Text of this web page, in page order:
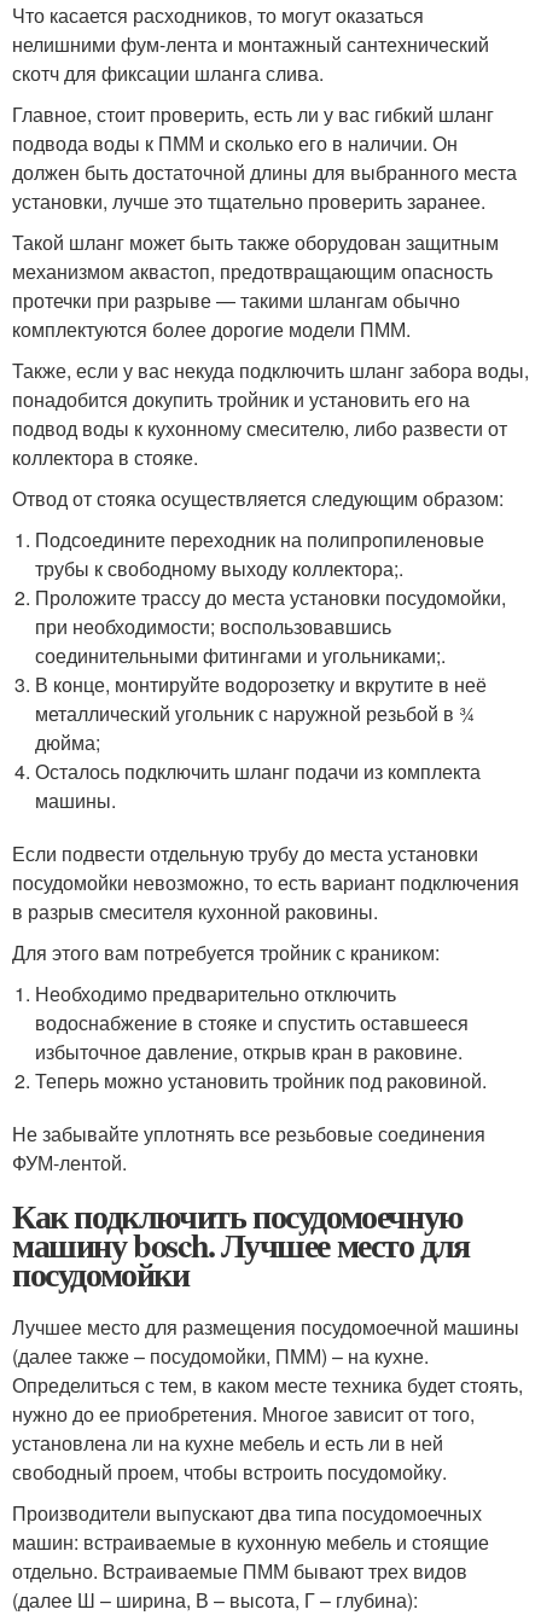
Что касается расходников, то могут оказаться
нелишними фум-лента и монтажный сантехнический
скотч для фиксации шланга слива.
Главное, стоит проверить, есть ли у вас гибкий шланг
подвода воды к ПММ и сколько его в наличии. Он
должен быть достаточной длины для выбранного места
установки, лучше это тщательно проверить заранее.
Такой шланг может быть также оборудован защитным
механизмом аквастоп, предотвращающим опасность
протечки при разрыве — такими шлангам обычно
комплектуются более дорогие модели ПММ.
Также, если у вас некуда подключить шланг забора воды,
понадобится докупить тройник и установить его на
подвод воды к кухонному смесителю, либо развести от
коллектора в стояке.
Отвод от стояка осуществляется следующим образом:
Подсоедините переходник на полипропиленовые
трубы к свободному выходу коллектора;.
Проложите трассу до места установки посудомойки,
при необходимости; воспользовавшись
соединительными фитингами и угольниками;.
В конце, монтируйте водорозетку и вкрутите в неё
металлический угольник с наружной резьбой в ¾
дюйма;
Осталось подключить шланг подачи из комплекта
машины.
Если подвести отдельную трубу до места установки
посудомойки невозможно, то есть вариант подключения
в разрыв смесителя кухонной раковины.
Для этого вам потребуется тройник с краником:
Необходимо предварительно отключить
водоснабжение в стояке и спустить оставшееся
избыточное давление, открыв кран в раковине.
Теперь можно установить тройник под раковиной.
Не забывайте уплотнять все резьбовые соединения
ФУМ-лентой.
Как подключить посудомоечную
машину bosch. Лучшее место для
посудомойки
Лучшее место для размещения посудомоечной машины
(далее также – посудомойки, ПММ) – на кухне.
Определиться с тем, в каком месте техника будет стоять,
нужно до ее приобретения. Многое зависит от того,
установлена ли на кухне мебель и есть ли в ней
свободный проем, чтобы встроить посудомойку.
Производители выпускают два типа посудомоечных
машин: встраиваемые в кухонную мебель и стоящие
отдельно. Встраиваемые ПММ бывают трех видов
(далее Ш – ширина, В – высота, Г – глубина):